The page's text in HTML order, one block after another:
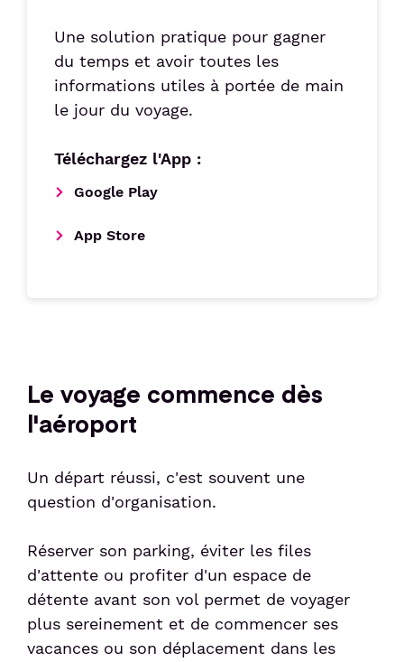
Une solution pratique pour gagner
du temps et avoir toutes les
informations utiles à portée de main
le jour du voyage.
Téléchargez l'App :
Google Play
App Store
Le voyage commence dès
l'aéroport
Un départ réussi, c'est souvent une
question d'organisation.
Réserver son parking, éviter les files
d'attente ou profiter d'un espace de
détente avant son vol permet de voyager
plus sereinement et de commencer ses
vacances ou son déplacement dans les